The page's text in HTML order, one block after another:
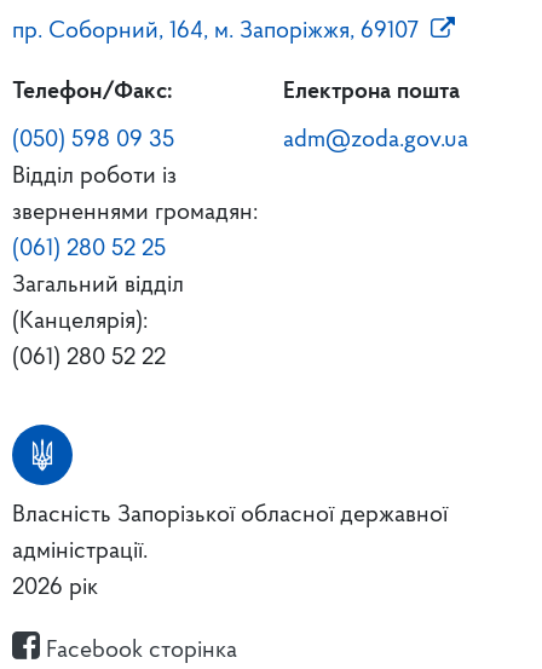
пр. Соборний, 164, м. Запоріжжя, 69107
Телефон/Факс:
(050) 598 09 35
Відділ роботи із
зверненнями громадян:
(061) 280 52 25
Загальний відділ
(Канцелярія):
(061) 280 52 22
Електрона пошта
adm@zoda.gov.ua
Власність Запорізької обласної державної
адміністрації.
2026 рік
Facebook сторінка